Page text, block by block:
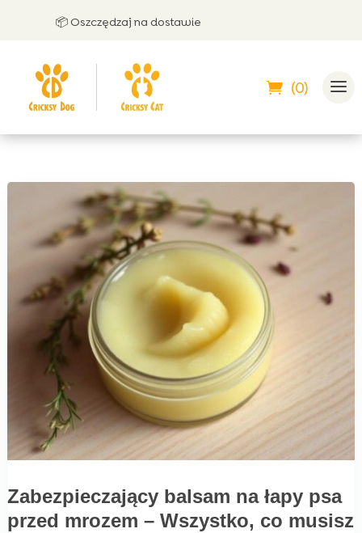
📦 Oszczędzaj na dostawie
(0)
Zabezpieczający balsam na łapy psa
przed mrozem – Wszystko, co musisz